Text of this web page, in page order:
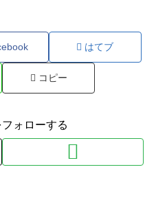
はてブ
コピー
ォローする